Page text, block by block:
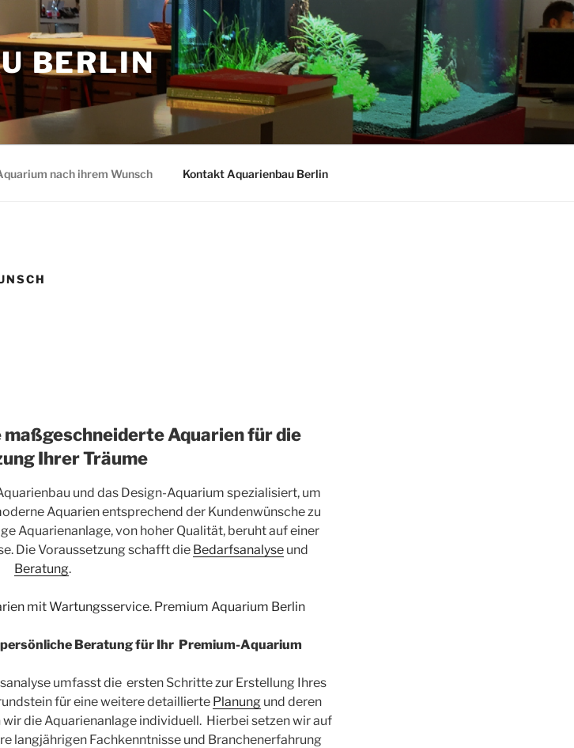
BERLIN
nach ihrem Wunsch Kontakt Aquarienbau Berlin
Aquarien für die
Ihrer Träume
und das Design-Aquarium spezialisiert, um
Aquarien entsprechend der Kundenwünsche zu
Aquarienanlage, von hoher Qualität, beruht auf einer
Die Voraussetzung schafft die Bedarfsanalyse und
Beratung.
Beratung für Ihr Premium-Aquarium
umfasst die ersten Schritte zur Erstellung Ihres
für eine weitere detaillierte Planung und deren
die Aquarienanlage individuell. Hierbei setzen wir auf
langjährigen Fachkenntnisse und Branchenerfahrung